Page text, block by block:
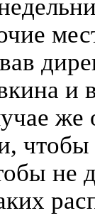
и
же
не